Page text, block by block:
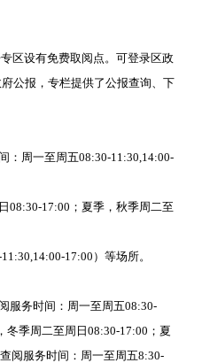
区设有免费取阅点。可登录区政
公报，专栏提供了公报查询、下
：周一至周五08:30-11:30,14:00-
08:30-17:00；夏季，秋季周二至
17:00）等场所。
服务时间：周一至周五08:30-
冬季周二至周日08:30-17:00；夏
阅服务时间：周一至周五8:30-